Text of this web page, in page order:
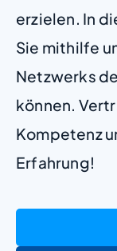
erzielen. In
Sie mithilfe
Netzwerks
können.
Kompetenz
Erfahrung!